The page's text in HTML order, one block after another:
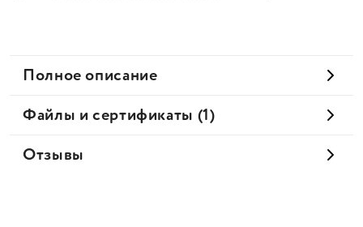
Полное описание
Файлы и сертификаты (1)
Отзывы